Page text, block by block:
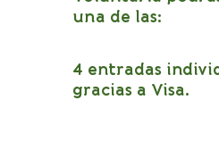
una de las:
4 entradas
gracias a Visa.